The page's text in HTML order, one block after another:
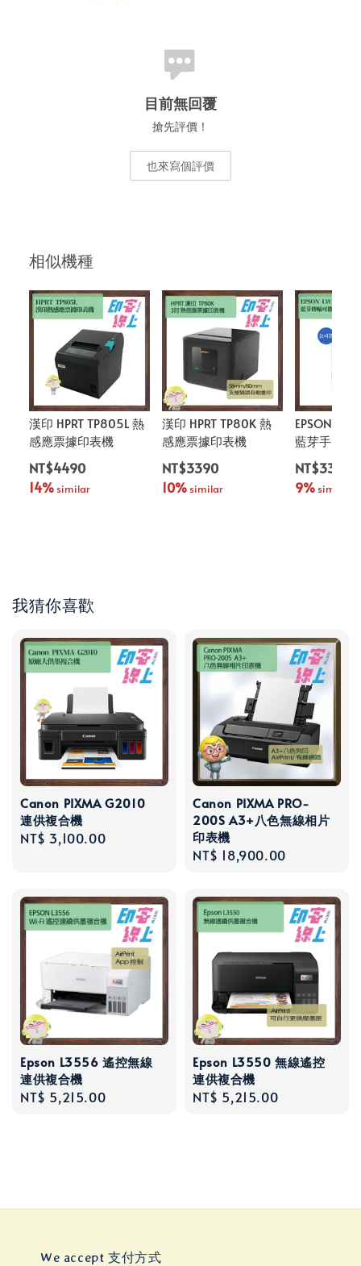
目前無回覆
搶先評價！
也來寫個評價
相似機種
漢印 HPRT TP805L 熱
感應票據印表機
NT$4490
14% similar
漢印 HPRT TP80K 熱
感應票據印表機
NT$3390
10% similar
EPSON
藍芽手寫標
NT$3350
9% similar
我猜你喜歡
Canon PIXMA G2010
連供複合機
Regular
NT$ 3,100.00
Canon PIXMA PRO-
200S A3+八色無線相片
印表機
Regular
NT$ 18,900.00
Epson L3556 遙控無線
連供複合機
Regular
NT$ 5,215.00
Epson L3550 無線遙控
連供複合機
Regular
NT$ 5,215.00
We accept 支付方式